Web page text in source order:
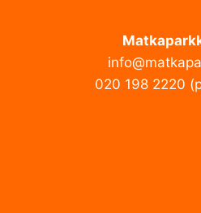
020 198 2220